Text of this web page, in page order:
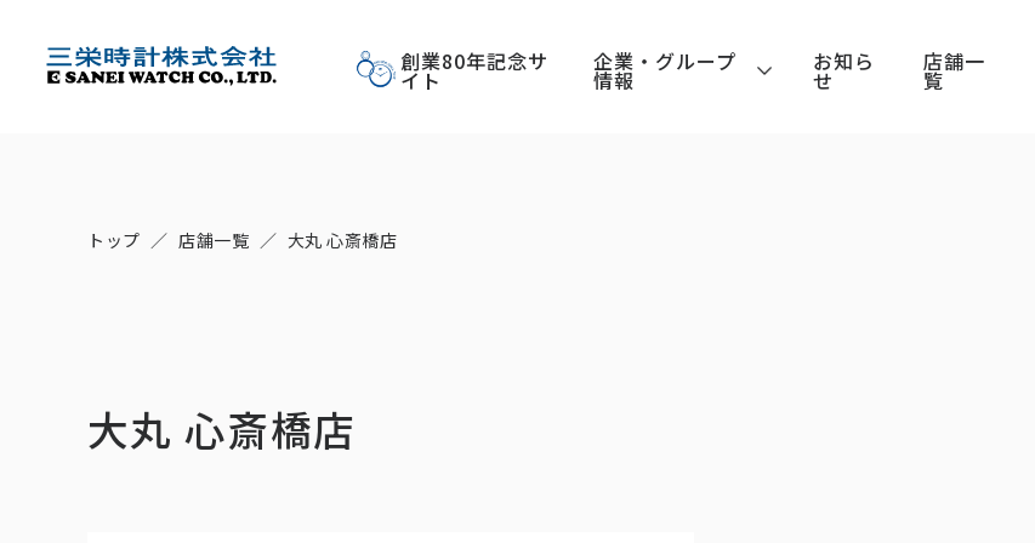
創業80年記念サ
イト
企業・ グループ
情報
お知ら
せ
店舗一
覧
トップ 店舗一覧 大丸 心斎橋店
大丸 心斎橋店